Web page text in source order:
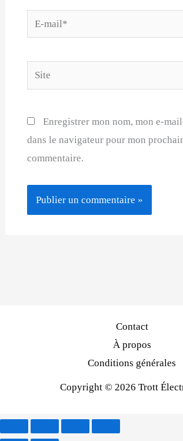
E-
mail*
Site
Enregistrer mon nom, mon e-
dans le navigateur pour mon
commentaire.
Contact
À propos
Conditions générales
Copyright © 2026 Trott